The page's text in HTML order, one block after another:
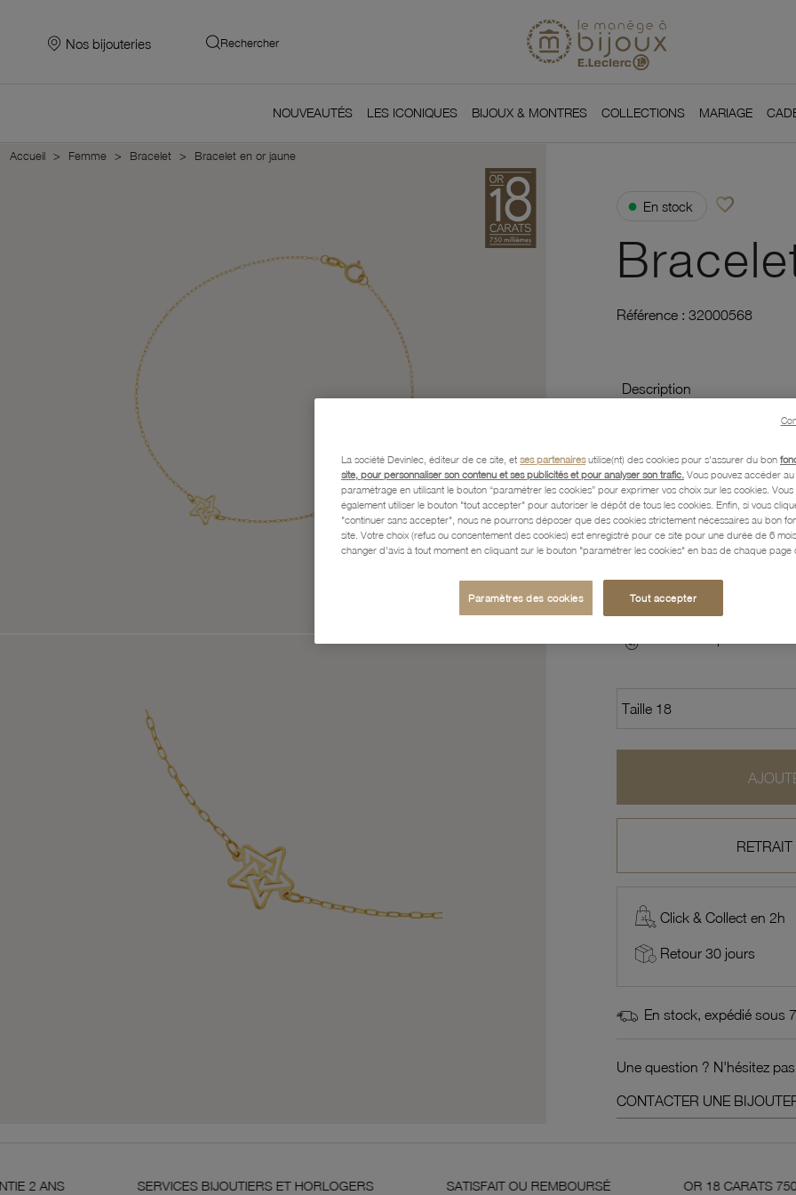
Nos bijouteries Rechercher
NOUVEAUTÉS LES ICONIQUES BIJOUX & MONTRES COLLECTIONS MARIAGE
Accueil Femme Bracelet Bracelet en or jaune
● En stock favorite_borderAjouter à vos
Référence : 32000568
Description
Caractéristiques détaillées
Paiement, Livraison,
127,10 €
Profitez des paiements
Click & Collect en 2h
Retour 30 jours
En stock, expédié sous
Une question ? N'hésitez
CONTACTER UNE
SERVICES BIJOUTIERS ET HORLOGERS SATISFAIT OU REMBOURSÉ OR 18 CARATS 750 MILLIÈMES
La société Devinlec, éditeur de ce site, et ses partenairesutilise(nt) des cookies pour s'assurer du bon
site, pour personnaliser son contenu et ses publicités et pour analyser son trafic. Vous pouvez accéder
paramétrage en utilisant le bouton “paramétrer les cookies” pour exprimer vos choix sur les cookies. Vous
également utiliser le bouton "tout accepter" pour autoriser le dépôt de tous les cookies. Enfin, si vous
"continuer sans accepter", nous ne pourrons déposer que des cookies strictement nécessaires au bon
site. Votre choix (refus ou consentement des cookies) est enregistré pour ce site pour une durée de 6
changer d'avis à tout moment en cliquant sur le bouton "paramétrer les cookies" en bas de chaque page
Paramètres des cookies Tout accepter